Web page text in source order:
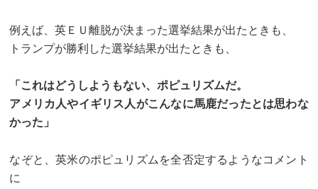
例えば、英ＥＵ離脱が決まった選挙結果が出たときも、
トランプが勝利した選挙結果が出たときも、
「これはどうしようもない、ポピュリズムだ。
アメリカ人やイギリス人がこんなに馬鹿だったとは思わな
かった」
なぞと、英米のポピュリズムを全否定するようなコメント
に